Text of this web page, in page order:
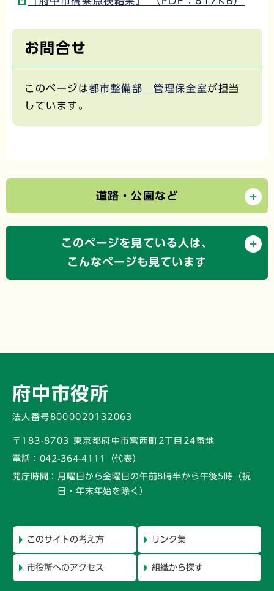
お問合せ
このページは都市整備部 管理保全室が担当
しています。
道路・公園など
このページを見ている人は、
こんなページも見ています
府中市役所
法人番号8000020132063
〒183-8703 東京都府中市宮西町2丁目24番地
電話： 042-364-4111（代表）
開庁時間： 月曜日から金曜日の午前8時半から午後5時 （祝
日・年末年始を除く）
このサイトの考え方 リンク集
市役所へのアクセス 組織から探す